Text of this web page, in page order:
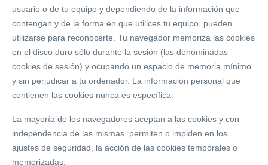
usuario o de tu equipo y dependiendo de la información que
contengan y de la forma en que utilices tu equipo, pueden
utilizarse para reconocerte. Tu navegador memoriza las cookies
en el disco duro sólo durante la sesión (las denominadas
cookies de sesión) y ocupando un espacio de memoria mínimo
y sin perjudicar a tu ordenador. La información personal que
contienen las cookies nunca es específica.
La mayoría de los navegadores aceptan a las cookies y con
independencia de las mismas, permiten o impiden en los
ajustes de seguridad, la acción de las cookies temporales o
memorizadas.